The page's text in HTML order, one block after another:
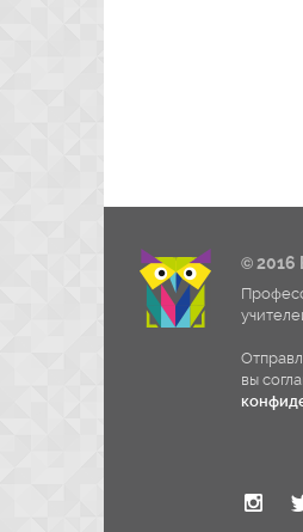
© 2016
вы